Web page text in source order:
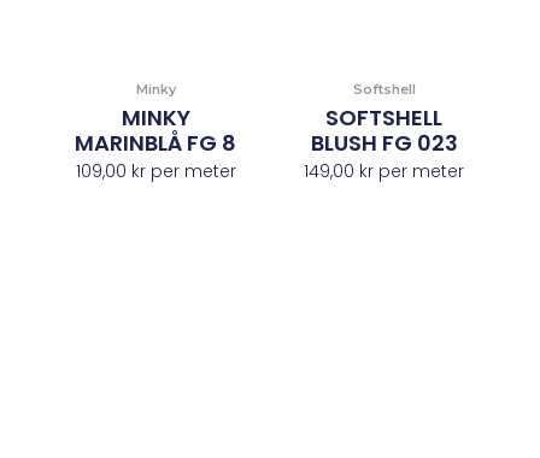
Minky
MINKY
MARINBLÅ FG 8
109,00 krper meter
Softshell
SOFTSHELL
BLUSH FG 023
149,00 kr per meter